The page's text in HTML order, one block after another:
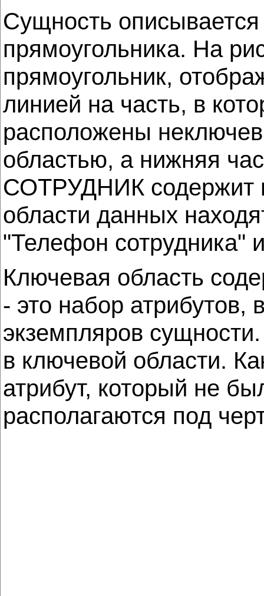
Сущность
прямоугольника. На
прямоугольник,
линией на часть, в
расположены
областью, а нижняя
СОТРУДНИК содержит
области данных
"Телефон сотрудника"
Ключевая область
- это набор
экземпляров
в ключевой области.
атрибут, который не
располагаются под